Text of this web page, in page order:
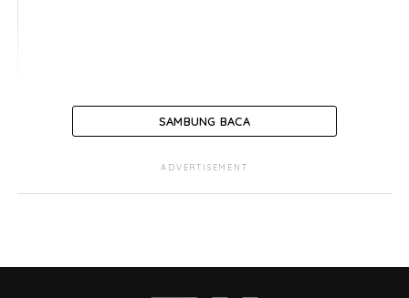
SAMBUNG BACA
ADVERTISEMENT